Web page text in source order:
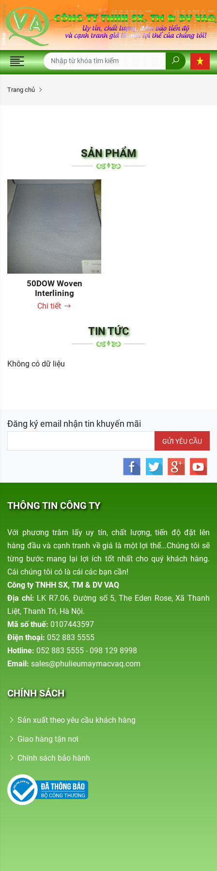
Trang chủ
SẢN PHẨM
50DOW Woven
Interlining
Chi tiết
TIN TỨC
Không có dữ liệu
Đăng ký email nhận tin khuyến mãi
GỬI YÊU CẦU
THÔNG TIN CÔNG TY
Với phương trâm lấy uy tín, chất lượng, tiến độ đặt lên
hàng đầu và cạnh tranh về giá là một lợi thế...Chúng tôi sẽ
từng bước mang lại lợi ích tốt nhất cho quý khách hàng.
Cái chúng tôi có là cái các bạn cần!
Công ty TNHH SX, TM & DV VAQ
Địa chỉ: LK R7.06, Đường số 5, The Eden Rose, Xã Thanh
Liệt, Thanh Trì, Hà Nội.
Mã số thuế: 0107443597
Điện thoại: 052 883 5555
Hotline: 052 883 5555 - 098 129 8998
Email: sales@phulieumaymacvaq.com
CHÍNH SÁCH
Sản xuất theo yêu cầu khách hàng
Giao hàng tận nơi
Chính sách bảo hành